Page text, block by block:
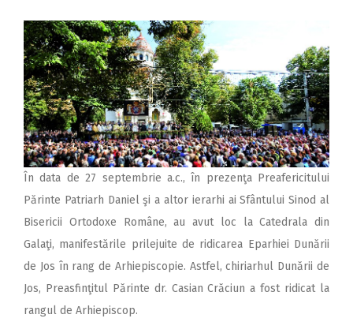
2016
2015
2014
2013
2012
2010
2009
În data de 27 septembrie a.c., în prezenţa Preafericitului
Părinte Patriarh Daniel şi a altor ierarhi ai Sfântului Sinod al
Bisericii Ortodoxe Române, au avut loc la Catedrala din
Galaţi, manifestările prilejuite de ridicarea Eparhiei Dunării
de Jos în rang de Arhiepiscopie. Astfel, chiriarhul Dunării de
Jos, Preasfinţitul Părinte dr. Casian Crăciun a fost ridicat la
rangul de Arhiepiscop.